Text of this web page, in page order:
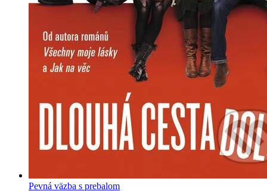
Pevná väzba s prebalom